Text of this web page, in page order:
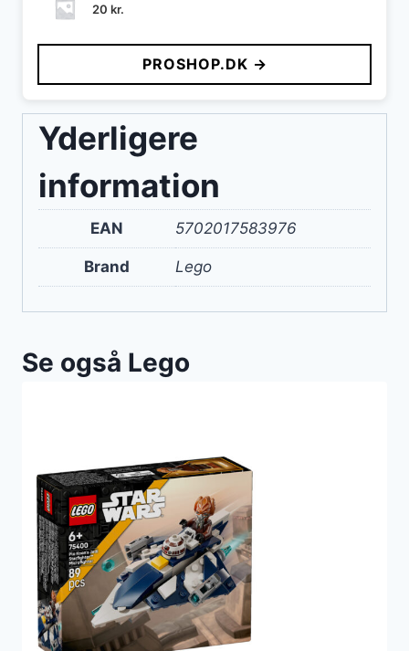
20 kr.
PROSHOP.DK →
Yderligere
information
EAN 5702017583976
Brand Lego
Se også Lego